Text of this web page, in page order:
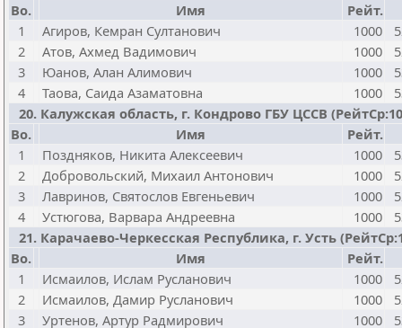
Bo.
Имя
Рейт.
1
Агиров, Кемран Султанович 1000
2
Атов, Ахмед Вадимович 1000
3
Юанов, Алан Алимович 1000
4
Таова, Саида Азаматовна 1000
20. Калужская область, г. Кондрово ГБУ ЦССВ
Bo.
Имя
Рейт.
1
Поздняков, Никита Алексеевич 1000
2
Добровольский, Михаил Антонович 1000
3
Лавринов, Святослов Евгеньевич 1000
4
Устюгова, Варвара Андреевна 1000
21. Карачаево-Черкесская Республика, г. Усть
Bo.
Имя
Рейт.
1
Исмаилов, Ислам Русланович 1000
2
Исмаилов, Дамир Русланович 1000
3
Уртенов, Артур Радмирович 1000